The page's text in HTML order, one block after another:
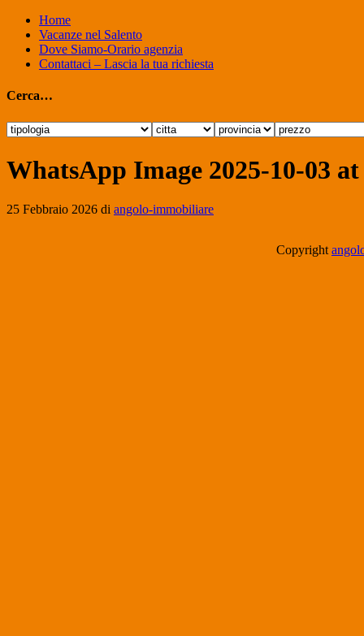
Home
Vacanze nel Salento
Dove Siamo-Orario agenzia
Contattaci – Lascia la tua richiesta
Cerca…
WhatsApp Image 2025-10-03 at
25 Febbraio 2026 di angolo-immobiliare
Copyright